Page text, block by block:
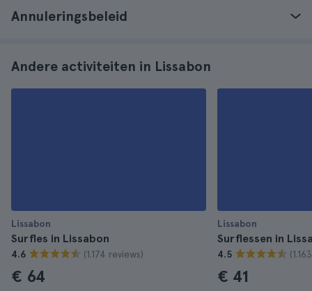
Annuleringsbeleid
Andere activiteiten in Lissabon
Lissabon
Surfles in Lissabon
4.6 (1.174 reviews)
€ 64
Lissabon
Surflessen in
4.5
€ 41